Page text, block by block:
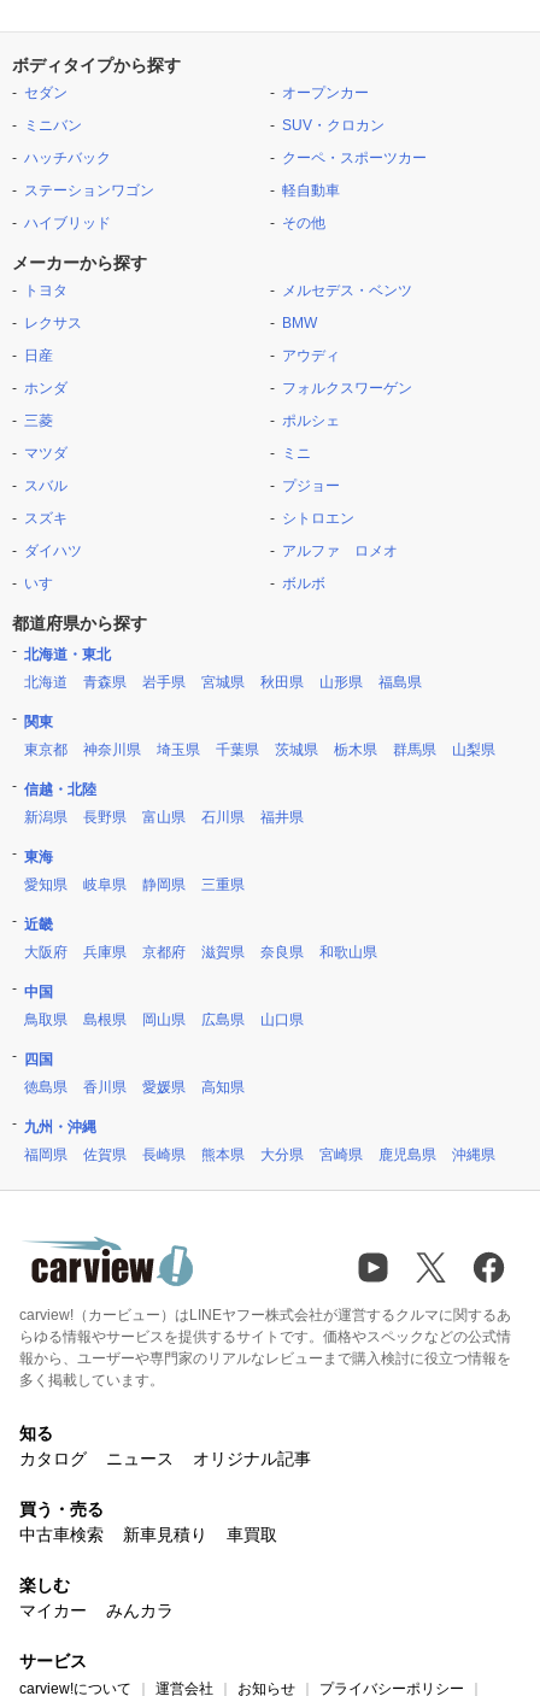
ボディタイプから探す
セダン
ミニバン
ハッチバック
ステーションワゴン
ハイブリッド
オープンカー
SUV・クロカン
クーペ・スポーツカー
軽自動車
その他
メーカーから探す
トヨタ
レクサス
日産
ホンダ
三菱
マツダ
スバル
スズキ
ダイハツ
いすゞ
メルセデス・ベンツ
BMW
アウディ
フォルクスワーゲン
ポルシェ
ミニ
プジョー
シトロエン
アルファ ロメオ
ボルボ
都道府県から探す
北海道・東北
北海道
青森県 岩手県 宮城県 秋田県 山形県 福島県
関東
東京都
神奈川県 埼玉県 千葉県 茨城県 栃木県 群馬県 山梨県
信越・北陸
新潟県
長野県 富山県 石川県 福井県
東海
愛知県
岐阜県 静岡県 三重県
近畿
大阪府
兵庫県 京都府 滋賀県 奈良県 和歌山県
中国
鳥取県
島根県 岡山県 広島県 山口県
四国
徳島県
香川県 愛媛県 高知県
九州・沖縄
福岡県
佐賀県 長崎県 熊本県 大分県 宮崎県 鹿児島県 沖縄県
carview!（カービュー）はLINEヤフー株式会社が運営するクルマに関するあ
らゆる情報やサービスを提供するサイトです。価格やスペックなどの公式情
報から、ユーザーや専門家のリアルなレビューまで購入検討に役立つ情報を
多く掲載しています。
知る
カタログ
ニュース オリジナル記事
買う・売る
中古車検索
新車見積り 車買取
楽しむ
マイカー
みんカラ
サービス
carview!について 運営会社 お知らせ プライバシーポリシー